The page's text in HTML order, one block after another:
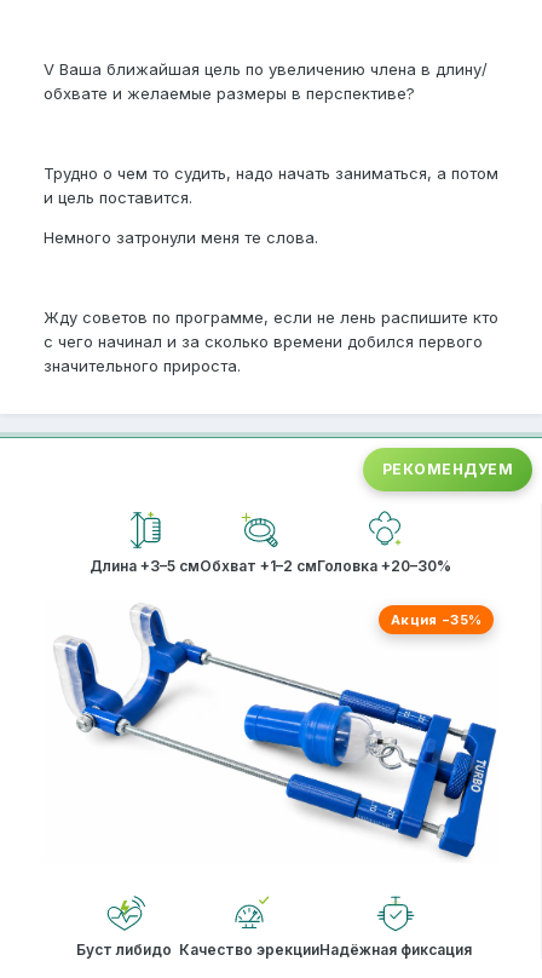
V Ваша ближайшая цель по увеличению члена в длину/
обхвате и желаемые размеры в перспективе?
Трудно о чем то судить, надо начать заниматься, а потом
и цель поставится.
Немного затронули меня те слова.
Жду советов по программе, если не лень распишите кто
с чего начинал и за сколько времени добился первого
значительного прироста.
РЕКОМЕНДУЕМ
Длина +3–5 смОбхват +1–2 смГоловка +20–30%
Акция −35%
Буст либидо Качество эрекцииНадёжная фиксация